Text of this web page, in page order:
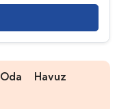
Oda
Havuz